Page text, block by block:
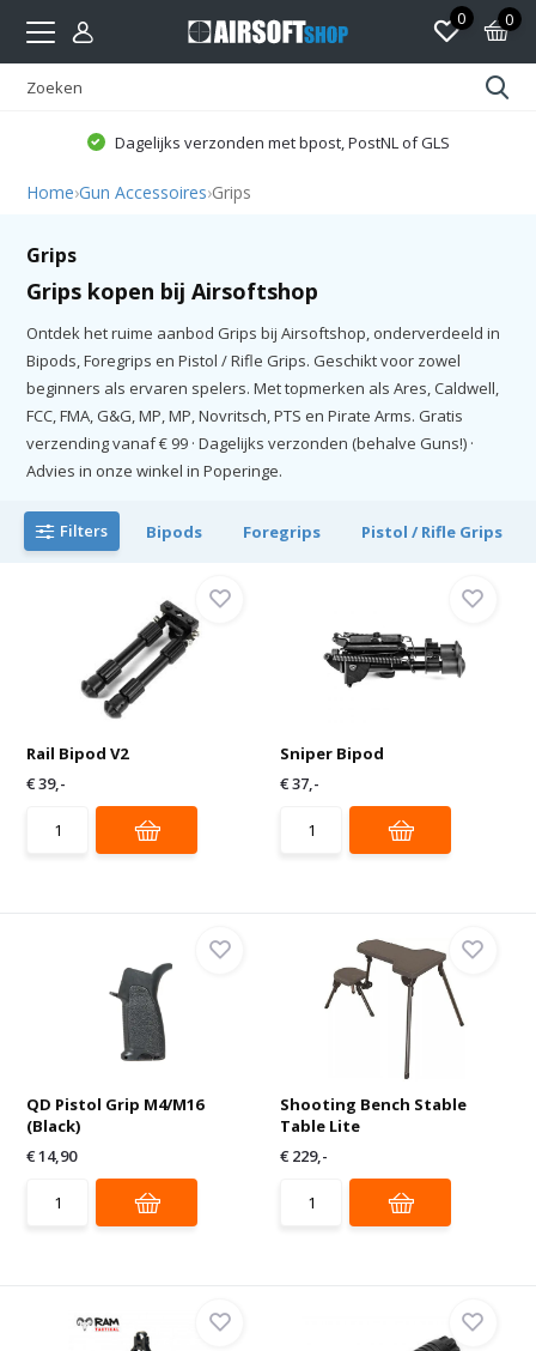
0 0
Dagelijks verzonden met bpost, PostNL of GLS
Home›Gun Accessoires›Grips
Grips
Grips kopen bij Airsoftshop
Ontdek het ruime aanbod Grips bij Airsoftshop, onderverdeeld in
Bipods, Foregrips en Pistol / Rifle Grips. Geschikt voor zowel
beginners als ervaren spelers. Met topmerken als Ares, Caldwell,
FCC, FMA, G&G, MP, MP, Novritsch, PTS en Pirate Arms. Gratis
verzending vanaf € 99 · Dagelijks verzonden (behalve Guns!) ·
Advies in onze winkel in Poperinge.
Filters Bipods Foregrips Pistol / Rifle Grips
Rail Bipod V2
€ 39,-
Sniper Bipod
€ 37,-
QD Pistol Grip M4/M16
(Black)
€ 14,90
Shooting Bench Stable
Table Lite
€ 229,-